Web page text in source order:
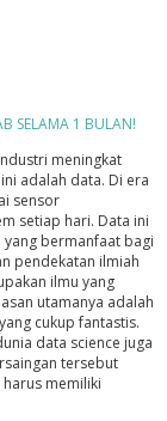
SELAMA 1 BULAN!
meningkat
adalah data. Di era
sensor
setiap hari. Data ini
bermanfaat bagi
pendekatan ilmiah
ilmu yang
utamanya adalah
cukup fantastis.
data science juga
tersebut
memiliki